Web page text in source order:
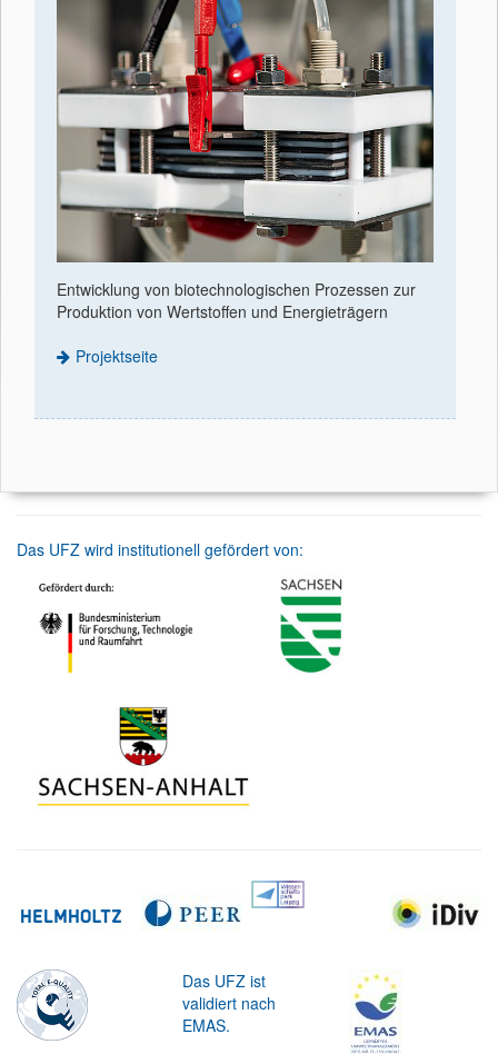
Entwicklung von biotechnologischen Prozessen zur
Produktion von Wertstoffen und Energieträgern
Projektseite
Das UFZ wird institutionell gefördert von:
Das UFZ ist
validiert nach
EMAS.